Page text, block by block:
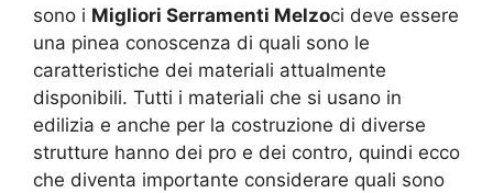
sono i Migliori Serramenti Melzoci deve essere
una pinea conoscenza di quali sono le
caratteristiche dei materiali attualmente
disponibili. Tutti i materiali che si usano in
edilizia e anche per la costruzione di diverse
strutture hanno dei pro e dei contro, quindi ecco
che diventa importante considerare quali sono